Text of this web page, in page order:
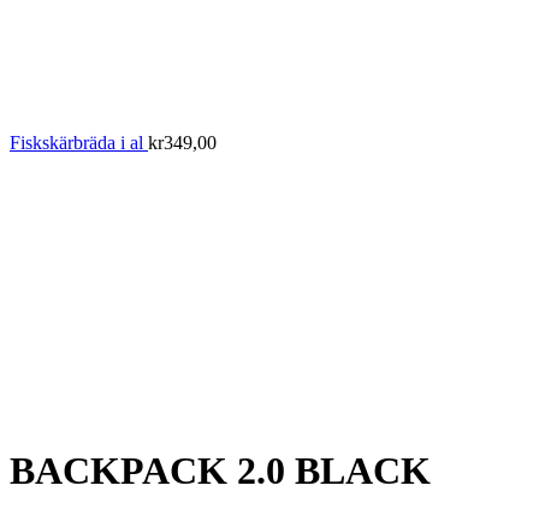
Fiskskärbräda i al kr349,00
BACKPACK 2.0 BLACK